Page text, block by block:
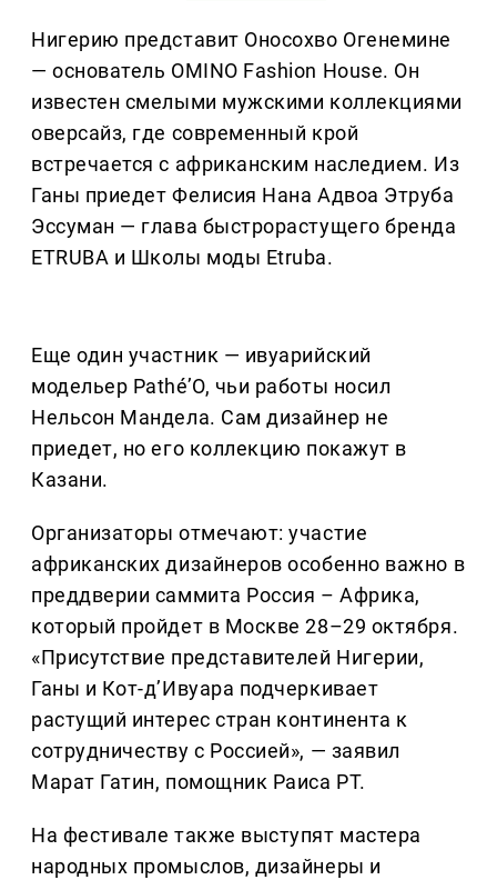
Нигерию представит Оносохво Огенемине
— основатель OMINO Fashion House. Он
известен смелыми мужскими коллекциями
оверсайз, где современный крой
встречается с африканским наследием. Из
Ганы приедет Фелисия Нана Адвоа Этруба
Эссуман — глава быстрорастущего бренда
ETRUBA и Школы моды Etruba.
Еще один участник — ивуарийский
модельер Pathé’O, чьи работы носил
Нельсон Мандела. Сам дизайнер не
приедет, но его коллекцию покажут в
Казани.
Организаторы отмечают: участие
африканских дизайнеров особенно важно в
преддверии саммита Россия – Африка,
который пройдет в Москве 28–29 октября.
«Присутствие представителей Нигерии,
Ганы и Кот-д’Ивуара подчеркивает
растущий интерес стран континента к
сотрудничеству с Россией», — заявил
Марат Гатин, помощник Раиса РТ.
На фестивале также выступят мастера
народных промыслов, дизайнеры и